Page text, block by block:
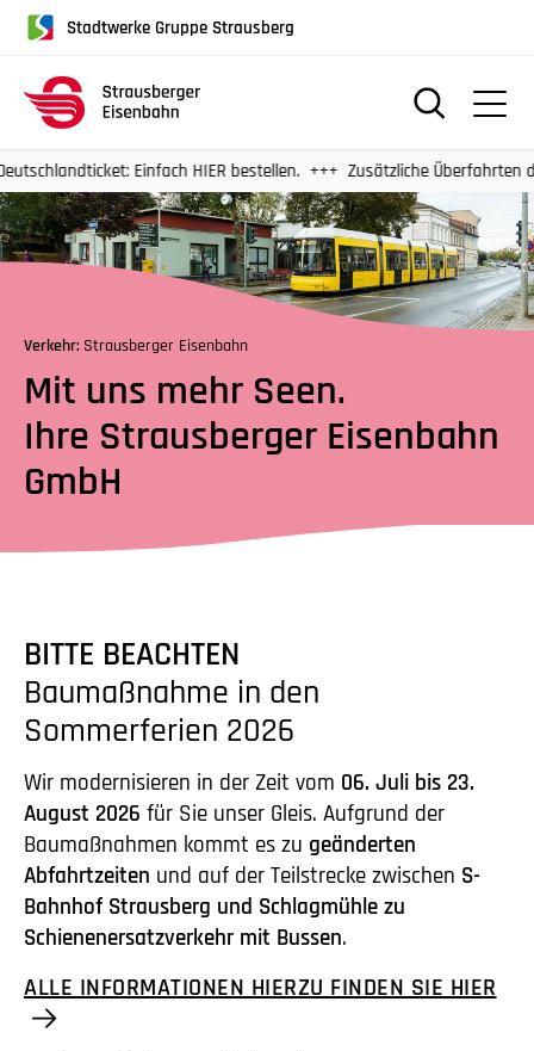
Screenreader
Navigation
der
Tabulatorentaste:
Überspringen
der
Stadtwerke Gruppe Strausberg
Einfach HIER bestellen. Zusätzliche Überfahrten der
Verkehr: Strausberger Eisenbahn
Mit uns mehr Seen.
Ihre Strausberger Eisenbahn
GmbH
BITTE BEACHTEN
Baumaßnahme in den
Sommerferien 2026
Wir modernisieren in der Zeit vom 06. Juli bis 23.
August 2026 für Sie unser Gleis. Aufgrund der
Baumaßnahmen kommt es zu geänderten
Abfahrtzeiten und auf der Teilstrecke zwischen S-
Bahnhof Strausberg und Schlagmühle zu
Schienenersatzverkehr mit Bussen.
ALLE INFORMATIONEN HIERZU FINDEN SIE HIER